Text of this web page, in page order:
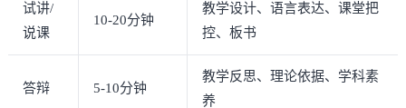
试讲/
说课
10-20分钟
教学设计、语言表达、课堂把
控、板书
答辩 5-10分钟
教学反思、理论依据、学科素
养